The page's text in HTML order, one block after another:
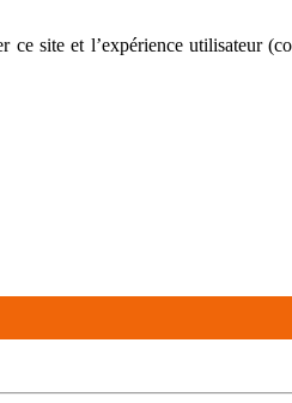
site et l’expérience utilisateur